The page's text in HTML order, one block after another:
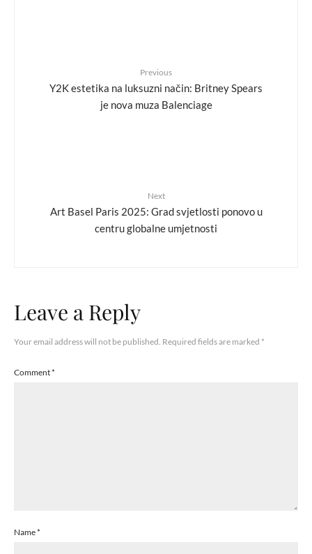
Previous
Y2K estetika na luksuzni način: Britney Spears
je nova muza Balenciage
Next
Art Basel Paris 2025: Grad svjetlosti ponovo u
centru globalne umjetnosti
Leave a Reply
Your email address will not be published. Required fields are marked *
Comment*
Name*